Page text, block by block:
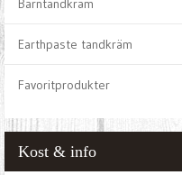
Barntandkräm
Earthpaste tandkräm
Favoritprodukter
Kost & info